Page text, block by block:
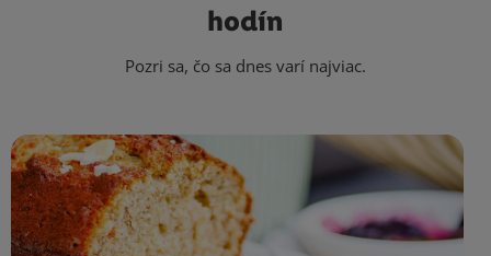
hodín
Pozri sa, čo sa dnes varí najviac.